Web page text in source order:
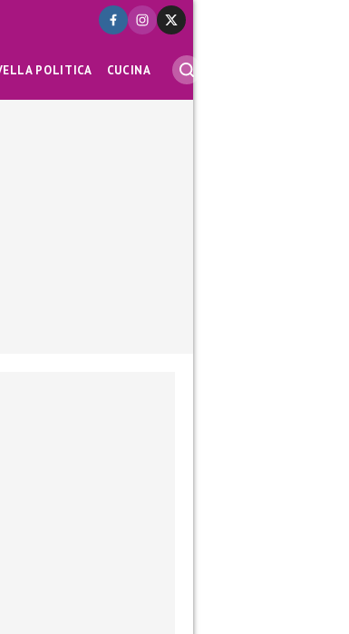
POLITICA CUCINA